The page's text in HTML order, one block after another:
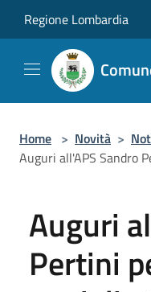
Regione Lombardia
Home > Novità >
Auguri all'APS Sandro
Auguri
Pertini